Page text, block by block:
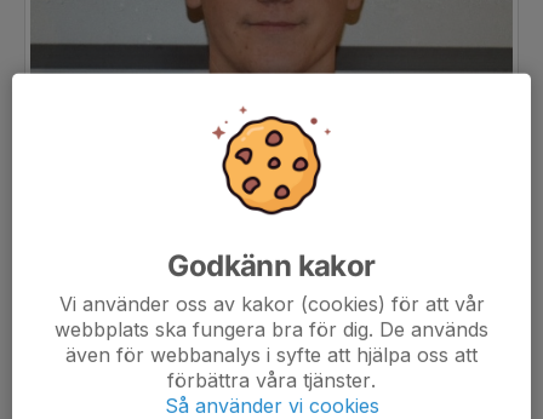
Godkänn kakor
Vi använder oss av kakor (cookies) för att vår
webbplats ska fungera bra för dig. De används
även för webbanalys i syfte att hjälpa oss att
förbättra våra tjänster.
Så använder vi cookies